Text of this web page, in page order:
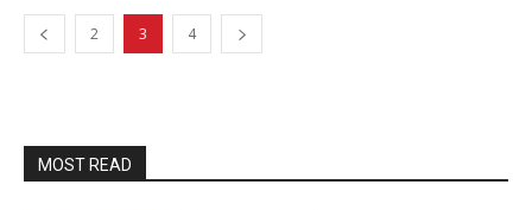
2 3 4
MOST READ